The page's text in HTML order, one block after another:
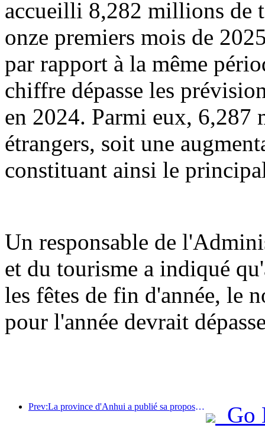
accueilli 8,282 millions de
onze premiers mois de
par rapport à la même
chiffre dépasse les
en 2024. Parmi eux, 6,287
étrangers, soit une
constituant ainsi le
Un responsable de
et du tourisme a indiqué
les fêtes de fin d'année, le
pour l'année devrait
Prev:La province d'Anhui a publié sa proposition de « 15e plan quinquennal », visant à faire du tourisme culturel un secteur pilier.
Go